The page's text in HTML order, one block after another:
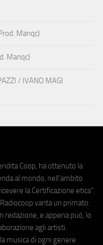
Manqc)
Manqc)
/ IVANO MAGI
Coop, ha ottenuto la
al mondo, nell'ambito
la Certificazione etica".
vanta un primato:
redazione, e appena può, lo
agli artisti.
musica di ogni genere.